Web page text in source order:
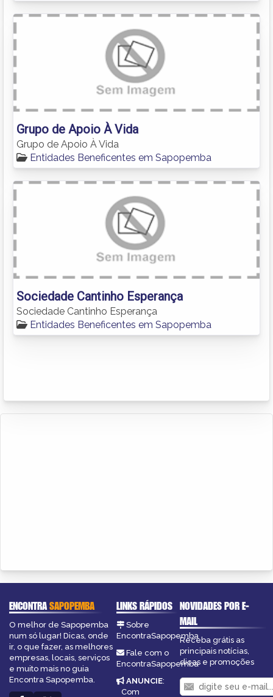
Grupo de Apoio À Vida
Grupo de Apoio À Vida
Entidades Beneficentes em Sapopemba
Sociedade Cantinho Esperança
Sociedade Cantinho Esperança
Entidades Beneficentes em Sapopemba
ENCONTRASAPOPEMBA
O melhor de Sapopemba
num só lugar! Dicas, onde
ir, o que fazer, as melhores
empresas, locais, serviços
e muito mais no guia
Encontra Sapopemba.
LINKS RÁPIDOS
Sobre
EncontraSapopemba
Fale com o
EncontraSapopemba
ANUNCIE:
Com
NOVIDADES POR E-
MAIL
Receba grátis as
principais notícias,
dicas e promoções